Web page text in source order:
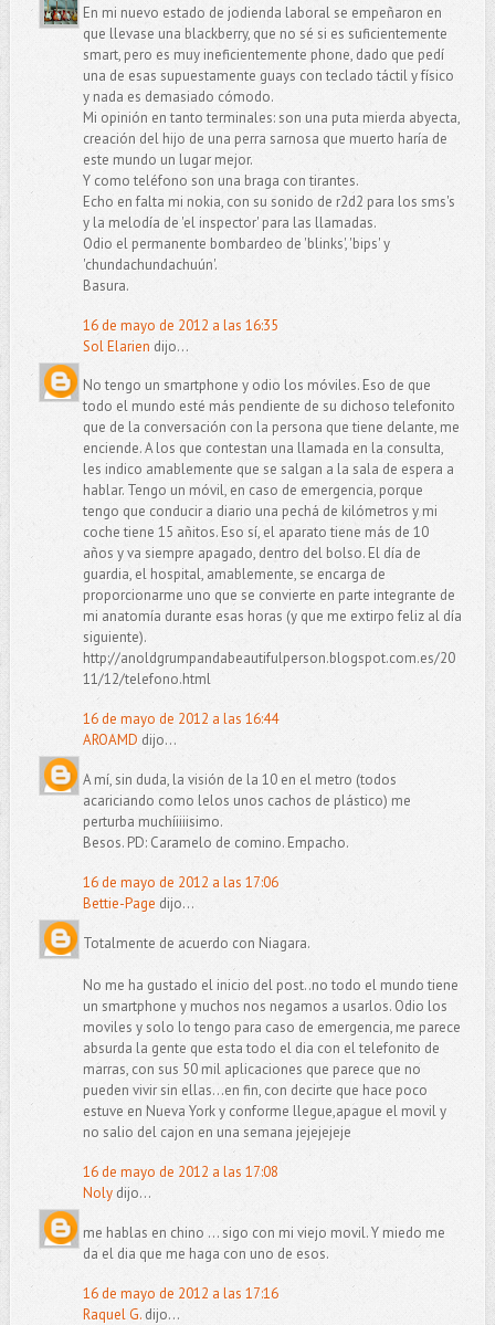
En mi nuevo estado de jodienda laboral se empeñaron en
que llevase una blackberry, que no sé si es suficientemente
smart, pero es muy ineficientemente phone, dado que pedí
una de esas supuestamente guays con teclado táctil y físico
y nada es demasiado cómodo.
Mi opinión en tanto terminales: son una puta mierda abyecta,
creación del hijo de una perra sarnosa que muerto haría de
este mundo un lugar mejor.
Y como teléfono son una braga con tirantes.
Echo en falta mi nokia, con su sonido de r2d2 para los sms's
y la melodía de 'el inspector' para las llamadas.
Odio el permanente bombardeo de 'blinks', 'bips' y
'chundachundachuún'.
Basura.
16 de mayo de 2012 a las 16:35
Sol Elarien dijo...
No tengo un smartphone y odio los móviles. Eso de que
todo el mundo esté más pendiente de su dichoso telefonito
que de la conversación con la persona que tiene delante, me
enciende. A los que contestan una llamada en la consulta,
les indico amablemente que se salgan a la sala de espera a
hablar. Tengo un móvil, en caso de emergencia, porque
tengo que conducir a diario una pechá de kilómetros y mi
coche tiene 15 añitos. Eso sí, el aparato tiene más de 10
años y va siempre apagado, dentro del bolso. El día de
guardia, el hospital, amablemente, se encarga de
proporcionarme uno que se convierte en parte integrante de
mi anatomía durante esas horas (y que me extirpo feliz al día
siguiente).
http://anoldgrumpandabeautifulperson.blogspot.com.es/20
11/12/telefono.html
16 de mayo de 2012 a las 16:44
AROAMD dijo...
A mí, sin duda, la visión de la 10 en el metro (todos
acariciando como lelos unos cachos de plástico) me
perturba muchíiiiisimo.
Besos. PD: Caramelo de comino. Empacho.
16 de mayo de 2012 a las 17:06
Bettie-Page dijo...
Totalmente de acuerdo con Niagara.
No me ha gustado el inicio del post..no todo el mundo tiene
un smartphone y muchos nos negamos a usarlos. Odio los
moviles y solo lo tengo para caso de emergencia, me parece
absurda la gente que esta todo el dia con el telefonito de
marras, con sus 50 mil aplicaciones que parece que no
pueden vivir sin ellas...en fin, con decirte que hace poco
estuve en Nueva York y conforme llegue,apague el movil y
no salio del cajon en una semana jejejejeje
16 de mayo de 2012 a las 17:08
Nolydijo...
me hablas en chino ... sigo con mi viejo movil. Y miedo me
da el dia que me haga con uno de esos.
16 de mayo de 2012 a las 17:16
Raquel G.dijo...